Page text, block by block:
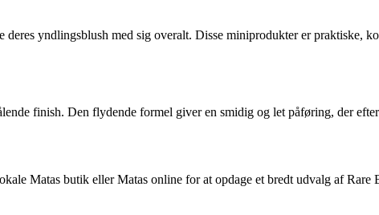
yndlingsblush med sig overalt. Disse miniprodukter er praktiske,
finish. Den flydende formel giver en smidig og let påføring, der
Matas butik eller Matas online for at opdage et bredt udvalg af